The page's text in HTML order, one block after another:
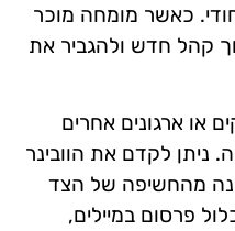
כאשר מומחה מוכר
קהל חדש ולהגביר את
או ארגונים אחרים
ניתן לקדם את הוובינר
מהחשיפה של הצד
פרסום במיילים,